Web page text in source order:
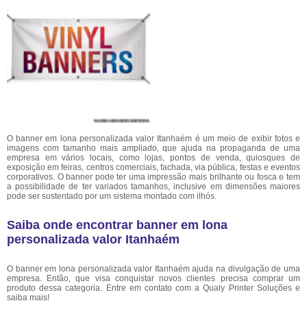
O banner em lona personalizada valor Itanhaém é um meio de exibir fotos e
imagens com tamanho mais ampliado, que ajuda na propaganda de uma
empresa em vários locais, como lojas, pontos de venda, quiosques de
exposição em feiras, centros comerciais, fachada, via pública, festas e eventos
corporativos. O banner pode ter uma impressão mais brilhante ou fosca e tem
a possibilidade de ter variados tamanhos, inclusive em dimensões maiores
pode ser sustentado por um sistema montado com ilhós.
Saiba onde encontrar banner em lona
personalizada valor Itanhaém
O banner em lona personalizada valor Itanhaém ajuda na divulgação de uma
empresa. Então, que visa conquistar novos clientes precisa comprar um
produto dessa categoria. Entre em contato com a Qualy Printer Soluções e
saiba mais!